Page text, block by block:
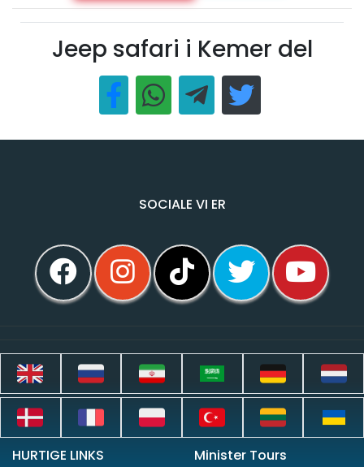
Jeep safari i Kemer del
SOCIALE VI ER
HURTIGE LINKS Minister Tours